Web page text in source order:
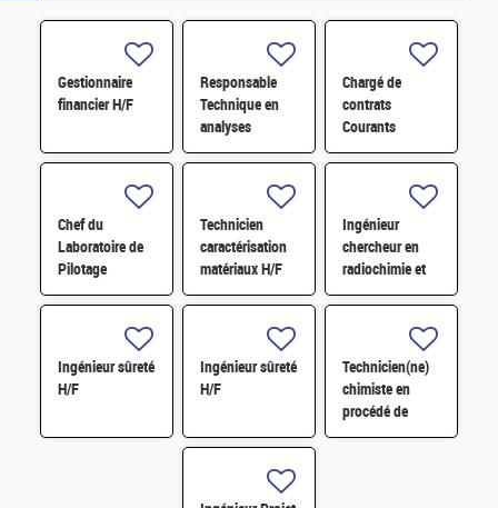
Gestionnaire
financier H/F
Responsable
Technique en
analyses
radiologiques
Chargé de
contrats
Courants
Faibles (CFA)
Chef du
Laboratoire de
Pilotage
Intelligent des
(LIRE) H/F
Technicien
caractérisation
matériaux H/F
Ingénieur
chercheur en
radiochimie et
extraction par
Ingénieur sûreté
H/F
Ingénieur sûreté
H/F
Technicien(ne)
chimiste en
procédé de
conversion H/F